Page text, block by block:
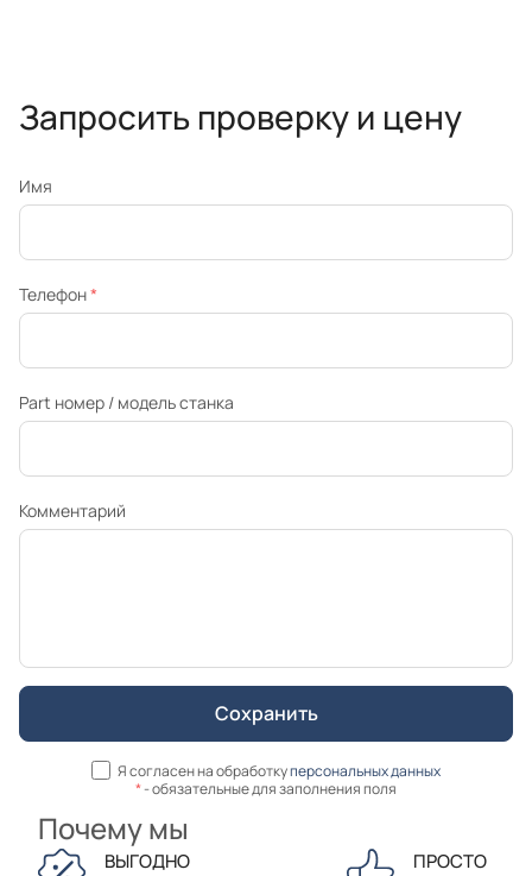
Запросить проверку и цену
Имя
Телефон*
Part номер / модель станка
Комментарий
Я согласен на обработкуперсональных данных
*- обязательные для заполнения поля
Почему мы
ВЫГОДНО ПРОСТО